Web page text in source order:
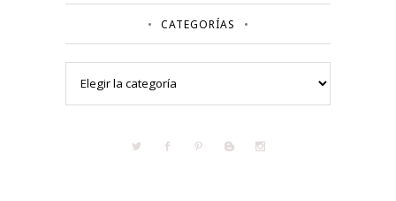
CATEGORÍAS